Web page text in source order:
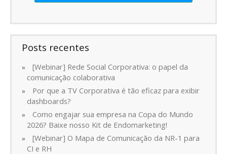
Posts recentes
[Webinar] Rede Social Corporativa: o papel da
comunicação colaborativa
Por que a TV Corporativa é tão eficaz para exibir
dashboards?
Como engajar sua empresa na Copa do Mundo
2026? Baixe nosso Kit de Endomarketing!
[Webinar] O Mapa de Comunicação da NR-1 para
CI e RH